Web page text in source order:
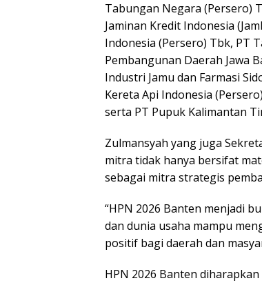
Tabungan Negara (Persero)
Jaminan Kredit Indonesia
Indonesia (Persero) Tbk, PT
Pembangunan Daerah Jawa
Industri Jamu dan Farmasi
Kereta Api Indonesia
serta PT Pupuk Kalimantan
Zulmansyah yang juga
mitra tidak hanya bersifat
sebagai mitra strategis
“HPN 2026 Banten menjadi
dan dunia usaha mampu
positif bagi daerah dan
HPN 2026 Banten